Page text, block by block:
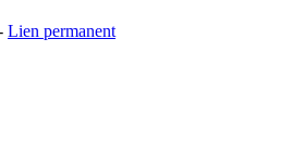
Lien permanent